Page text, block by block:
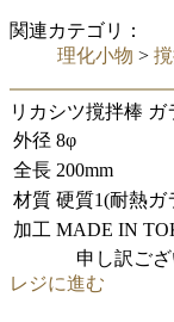
関連カテゴリ：
理化小物 >
リカシツ撹拌棒 ガ
外径 8φ
全長 200mm
材質 硬質1(耐熱ガ
加工 MADE IN
申し訳ご
レジに進む